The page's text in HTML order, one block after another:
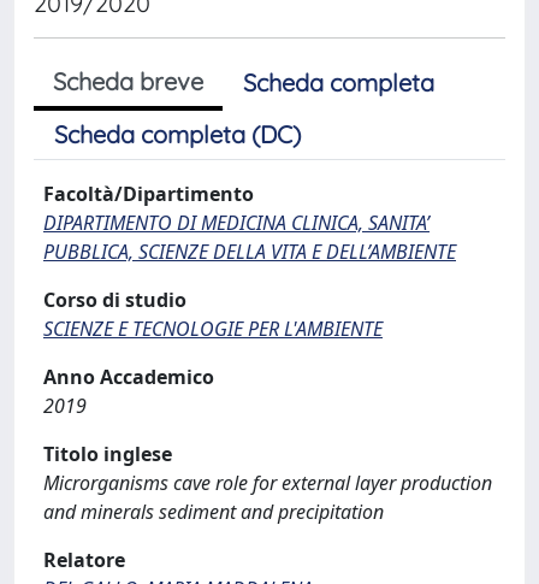
Scheda breve
Scheda completa
Scheda completa (DC)
Facoltà/Dipartimento
DIPARTIMENTO DI MEDICINA CLINICA, SANITA’
PUBBLICA, SCIENZE DELLA VITA E DELL’AMBIENTE
Corso di studio
SCIENZE E TECNOLOGIE PER L'AMBIENTE
Anno Accademico
2019
Titolo inglese
Microrganisms cave role for external layer production
and minerals sediment and precipitation
Relatore